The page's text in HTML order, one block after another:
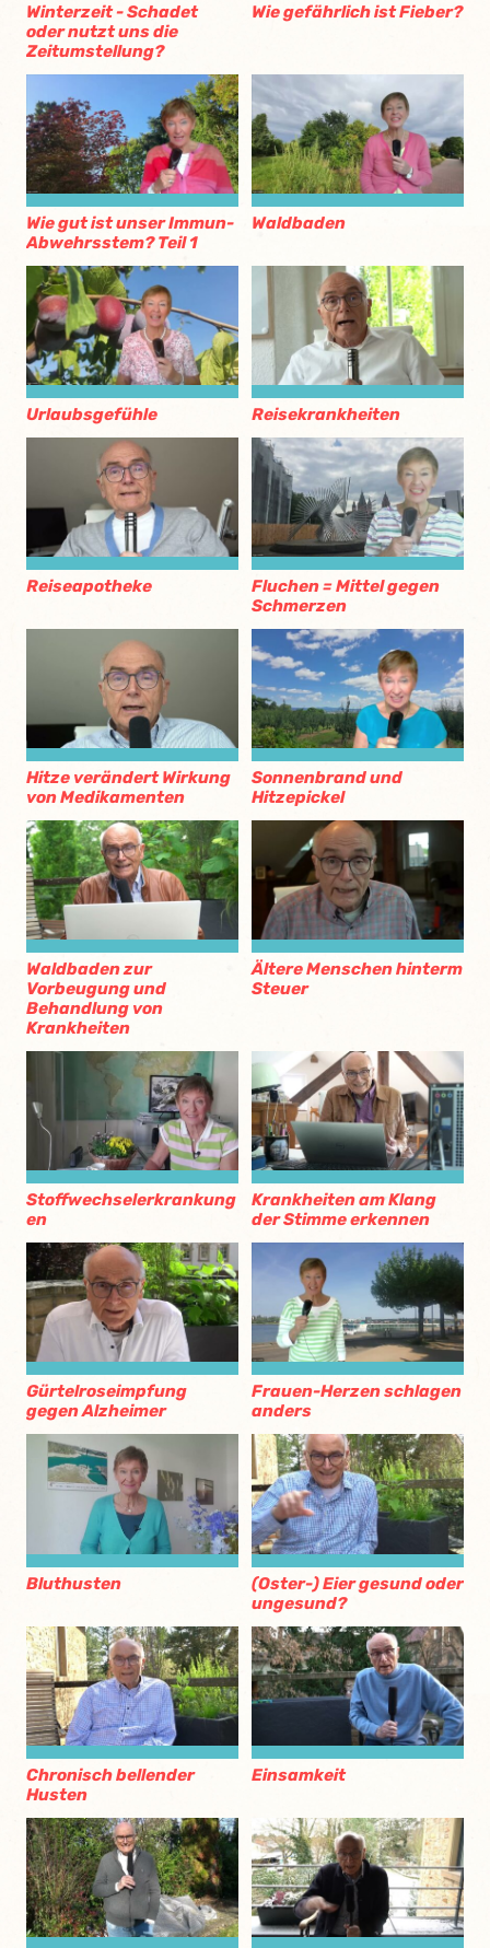
Winterzeit - Schadet
oder nutzt uns die
Zeitumstellung?
Wie gefährlich ist Fieber?
Wie gut ist unser Immun-
Abwehrsstem? Teil 1
Waldbaden
Urlaubsgefühle Reisekrankheiten
Reiseapotheke
Fluchen = Mittel gegen
Schmerzen
Hitze verändert Wirkung
von Medikamenten
Sonnenbrand und
Hitzepickel
Waldbaden zur
Vorbeugung und
Behandlung von
Krankheiten
Ältere Menschen hinterm
Steuer
Stoffwechselerkrankung
en
Krankheiten am Klang
der Stimme erkennen
Gürtelroseimpfung
gegen Alzheimer
Frauen-Herzen schlagen
anders
Bluthusten
(Oster-) Eier gesund oder
ungesund?
Chronisch bellender
Husten
Einsamkeit